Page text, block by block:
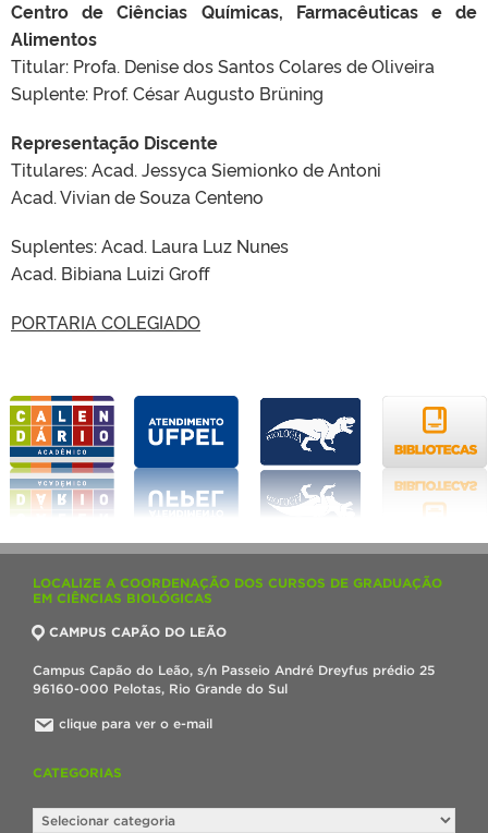
Centro de Ciências Químicas, Farmacêuticas e de
Alimentos
Titular: Profa. Denise dos Santos Colares de Oliveira
Suplente: Prof. César Augusto Brüning
Representação Discente
Titulares: Acad. Jessyca Siemionko de Antoni
Acad. Vivian de Souza Centeno
Suplentes: Acad. Laura Luz Nunes
Acad. Bibiana Luizi Groff
PORTARIA COLEGIADO
LOCALIZE A COORDENAÇÃO DOS CURSOS DE GRADUAÇÃO
EM CIÊNCIAS BIOLÓGICAS
CAMPUS CAPÃO DO LEÃO
Campus Capão do Leão, s/n Passeio André Dreyfus prédio 25
96160-000 Pelotas, Rio Grande do Sul
clique para ver o e-mail
CATEGORIAS